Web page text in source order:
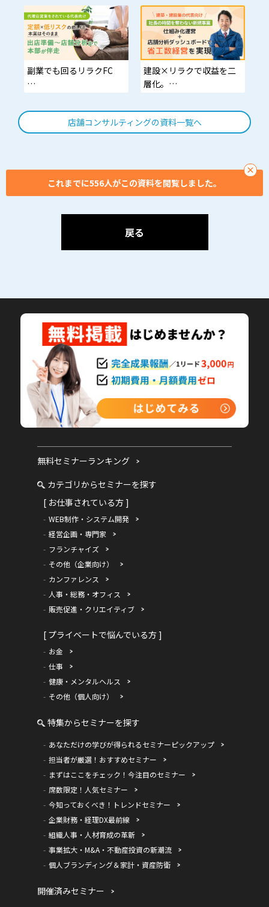
低リスク定額モデル＋店
舗分析で“失敗しにく
い”個人FCを実現。
副業でも回るリラクFC
定～運営改善までワンス
トップ支援
建設×リラクで収益を二
層化。
平準需要のサービス業へ
分散。開業前後を本部が
徹底伴走。
店舗コンサルティングの資料一覧へ
×
これまでに556人がこの資料を閲覧しました。
戻る
無料セミナーランキング
カテゴリからセミナーを探す
[ お仕事されている方 ]
WEB制作・システム開発
経営企画・専門家
フランチャイズ
その他（企業向け）
カンファレンス
人事・総務・オフィス
販売促進・クリエイティブ
[ プライベートで悩んでいる方 ]
お金
仕事
健康・メンタルヘルス
その他（個人向け）
特集からセミナーを探す
あなただけの学びが得られるセミナーピックアップ
担当者が厳選！おすすめセミナー
まずはここをチェック！今注目のセミナー
席数限定！人気セミナー
今知っておくべき！トレンドセミナー
企業財務・経理DX最前線
組織人事・人材育成の革新
事業拡大・M&A・不動産投資の新潮流
個人ブランディング＆家計・資産防衛
開催済みセミナー